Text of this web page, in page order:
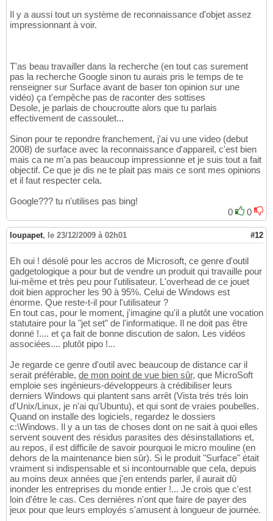
Il y a aussi tout un système de reconnaissance d'objet assez
impressionnant à voir.
T'as beau travailler dans la recherche (en tout cas surement
pas la recherche Google sinon tu aurais pris le temps de te
renseigner sur Surface avant de baser ton opinion sur une
vidéo) ça t'empêche pas de raconter des sottises
Desole, je parlais de choucroutte alors que tu parlais
effectivement de cassoulet...
Sinon pour te repondre franchement, j'ai vu une video (debut
2008) de surface avec la reconnaissance d'appareil, c'est bien
mais ca ne m'a pas beaucoup impressionne et je suis tout a fait
objectif. Ce que je dis ne te plait pas mais ce sont mes opinions
et il faut respecter cela.
Google??? tu n'utilises pas bing!
0
0
loupapet, le 23/12/2009 à 02h01 #12
Eh oui ! désolé pour les accros de Microsoft, ce genre d'outil
gadgetologique a pour but de vendre un produit qui travaille pour
lui-même et très peu pour l'utilisateur. L'overhead de ce jouet
doit bien approcher les 90 à 95%. Celui de Windows est
énorme. Que reste-t-il pour l'utilisateur ?
En tout cas, pour le moment, j'imagine qu'il a plutôt une vocation
statutaire pour la "jet set" de l'informatique. Il ne doit pas être
donné !.... et ça fait de bonne discution de salon. Les vidéos
associées.... plutôt pipo !...
Je regarde ce genre d'outil avec beaucoup de distance car il
serait préférable, de mon point de vue bien sûr, que MicroSoft
emploie ses ingénieurs-développeurs à crédibiliser leurs
derniers Windows qui plantent sans arrêt (Vista trés trés loin
d'Unix/Linux, je n'ai qu'Ubuntu), et qui sont de vraies poubelles.
Quand on installe des logiciels, regardez le dossiers
c:\Windows. Il y a un tas de choses dont on ne sait à quoi elles
servent souvent des résidus parasites des désinstallations et,
au repos, il est difficile de savoir pourquoi le micro mouline (en
dehors de la maintenance bien sûr). Si le produit "Surface" était
vraiment si indispensable et si incontournable que cela, depuis
au moins deux années que j'en entends parler, il aurait dû
inonder les entreprises du monde entier !... Je crois que c'est
loin d'être le cas. Ces dernières n'ont que faire de payer des
jeux pour que leurs employés s'amusent à longueur de journée.